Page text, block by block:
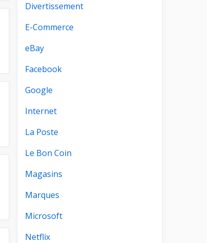
Divertissement
E-Commerce
eBay
Facebook
Google
Internet
La Poste
Le Bon Coin
Magasins
Marques
Microsoft
Netflix